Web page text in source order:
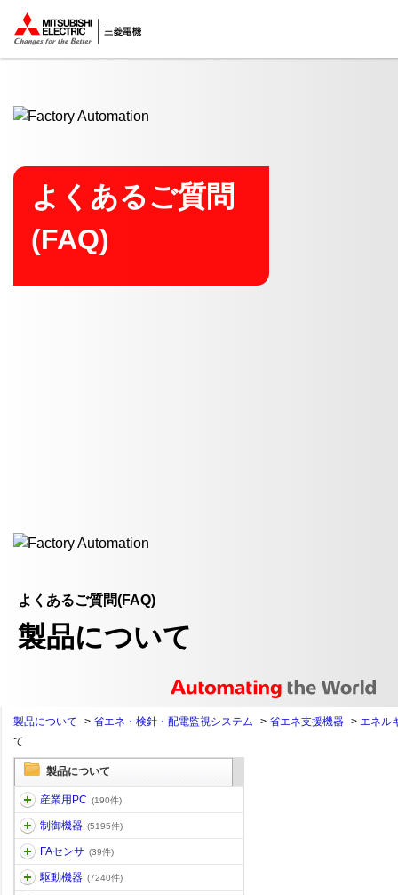
ここから本文
よくあるご質問
(FAQ)
よくあるご質問(FAQ)
製品について
製品について > 省エネ・検針・配電監視システム > 省エネ支援機器 > エネル
て
製品について
産業用PC (190件)
制御機器 (5195件)
FAセンサ (39件)
駆動機器 (7240件)